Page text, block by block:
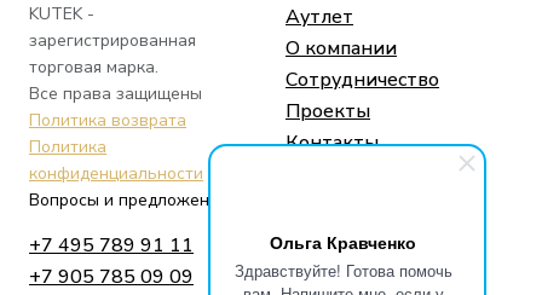
Ольга Кравченко
Здравствуйте! Готова помочь
KUTEK -
зарегистрированная
торговая марка.
Все права защищены
Политика возврата
Политика
конфиденциальности
Аутлет
О компании
Сотрудничество
Проекты
Контакты
Вопросы и предложения
+7 495 789 91 11
+7 905 785 09 09
Telegram
Whatsapp